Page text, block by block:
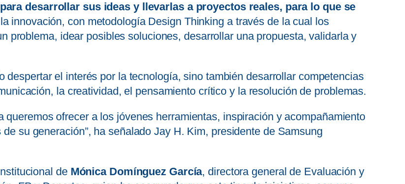
desarrollar sus ideas y llevarlas a proyectos reales, para lo que se
innovación, con metodología Design Thinking a través de la cual los
problema, idear posibles soluciones, desarrollar una propuesta, validarla y
despertar el interés por la tecnología, sino también desarrollar competencias
la creatividad, el pensamiento crítico y la resolución de problemas.
queremos ofrecer a los jóvenes herramientas, inspiración y acompañamiento
su generación”, ha señalado Jay H. Kim, presidente de Samsung
de Mónica Domínguez García, directora general de Evaluación y